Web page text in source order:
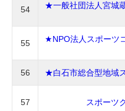
54
★一般社団法人宮城
55
★NPO法人スポーツ
56 ★白石市総合型地域
57 スポーツ